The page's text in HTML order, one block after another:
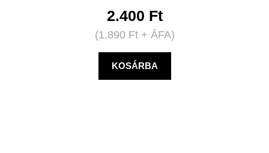
2.400 Ft
(1.890 Ft+ ÁFA)
KOSÁRBA